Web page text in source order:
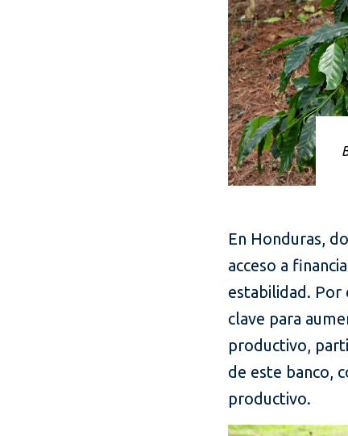
En Honduras,
acceso a
estabilidad. Por
clave para
productivo,
de este banco,
productivo.